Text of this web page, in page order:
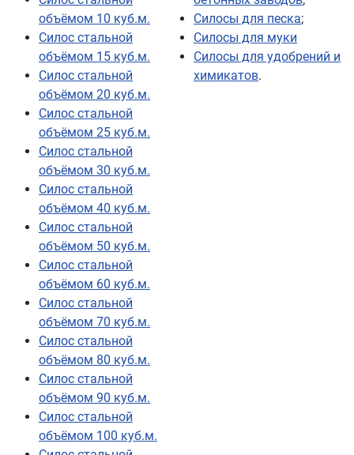
объёмом 10 куб.м.
Силос стальной
объёмом 15 куб.м.
Силос стальной
объёмом 20 куб.м.
Силос стальной
объёмом 25 куб.м.
Силос стальной
объёмом 30 куб.м.
Силос стальной
объёмом 40 куб.м.
Силос стальной
объёмом 50 куб.м.
Силос стальной
объёмом 60 куб.м.
Силос стальной
объёмом 70 куб.м.
Силос стальной
объёмом 80 куб.м.
Силос стальной
объёмом 90 куб.м.
Силос стальной
объёмом 100 куб.м.
Силос стальной
Силосы для песка;
Силосы для муки
Силосы для удобрений и
химикатов.